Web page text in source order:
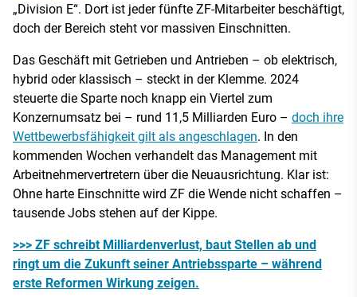
„Division E“. Dort ist jeder fünfte ZF-Mitarbeiter beschäftigt,
doch der Bereich steht vor massiven Einschnitten.
Das Geschäft mit Getrieben und Antrieben – ob elektrisch,
hybrid oder klassisch – steckt in der Klemme. 2024
steuerte die Sparte noch knapp ein Viertel zum
Konzernumsatz bei – rund 11,5 Milliarden Euro – doch ihre
Wettbewerbsfähigkeit gilt als angeschlagen. In den
kommenden Wochen verhandelt das Management mit
Arbeitnehmervertretern über die Neuausrichtung. Klar ist:
Ohne harte Einschnitte wird ZF die Wende nicht schaffen –
tausende Jobs stehen auf der Kippe.
>>> ZF schreibt Milliardenverlust, baut Stellen ab und
ringt um die Zukunft seiner Antriebssparte – während
erste Reformen Wirkung zeigen.